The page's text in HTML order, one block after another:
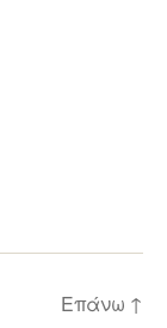
Επάνω ↑